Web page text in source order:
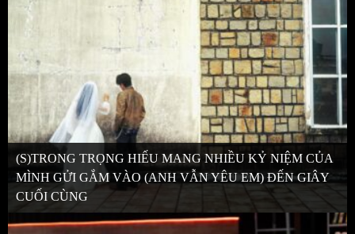
(S)TRONG TRỌNG HIẾU MANG NHIỀU KỶ NIỆM CỦA
MÌNH GỬI GẮM VÀO (ANH VẪN YÊU EM) ĐẾN GIÂY
CUỐI CÙNG